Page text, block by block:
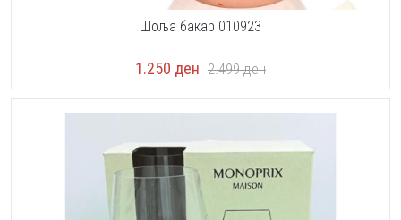
Шоља бакар 010923
1.250 ден 2.499ден